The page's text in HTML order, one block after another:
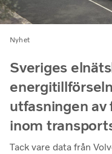
Nyhet
Sveriges
utfasningen av
inom
Tack vare data från